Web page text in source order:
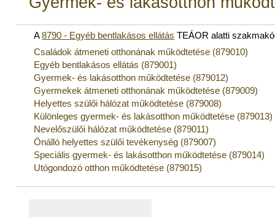
A8790 - Egyéb bentlakásos ellátás TEÁOR alatti
Családok átmeneti otthonának működtetése (879010)
Egyéb bentlakásos ellátás (879001)
Gyermek- és lakásotthon működtetése (879012)
Gyermekek átmeneti otthonának működtetése (879009)
Helyettes szülői hálózat működtetése (879008)
Különleges gyermek- és lakásotthon működtetése (879013)
Nevelőszülői hálózat működtetése (879011)
Önálló helyettes szülői tevékenység (879007)
Speciális gyermek- és lakásotthon működtetése (879014)
Utógondozó otthon működtetése (879015)